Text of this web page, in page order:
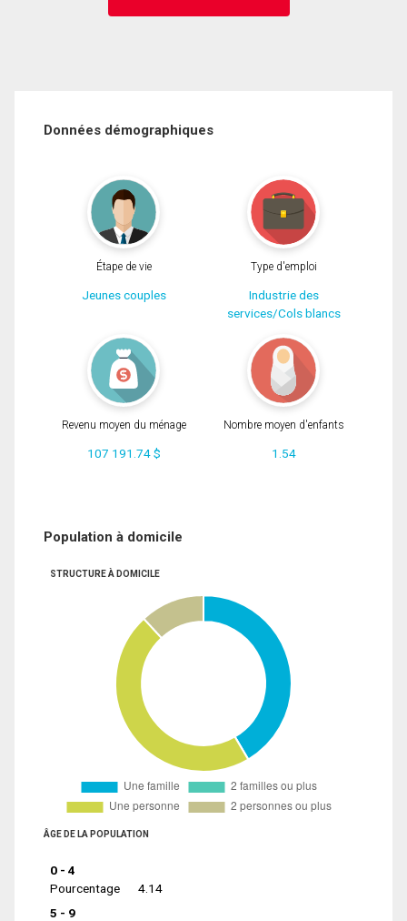
Données démographiques
Étape de vie
Jeunes couples
Type d'emploi
Industrie des
services/Cols blancs
Revenu moyen du ménage
107 191.74 $
Nombre moyen d'enfants
1.54
Population à domicile
STRUCTURE À DOMICILE
ÂGE DE LA POPULATION
0 - 4
Pourcentage
4.14
5 - 9